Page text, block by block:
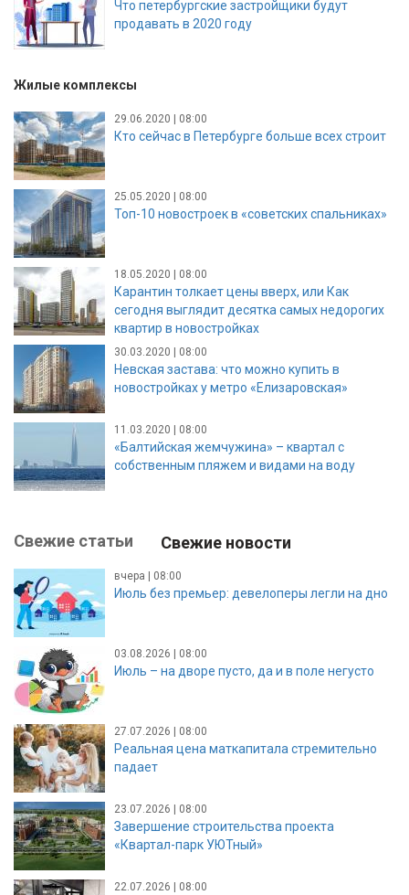
Что петербургские застройщики будут
продавать в 2020 году
Жилые комплексы
29.06.2020 | 08:00
Кто сейчас в Петербурге больше всех строит
25.05.2020 | 08:00
Топ-10 новостроек в «советских спальниках»
18.05.2020 | 08:00
Карантин толкает цены вверх, или Как
сегодня выглядит десятка самых недорогих
квартир в новостройках
30.03.2020 | 08:00
Невская застава: что можно купить в
новостройках у метро «Елизаровская»
11.03.2020 | 08:00
«Балтийская жемчужина» – квартал с
собственным пляжем и видами на воду
Свежие статьи Свежие новости
вчера | 08:00
Июль без премьер: девелоперы легли на дно
03.08.2026 | 08:00
Июль – на дворе пусто, да и в поле негусто
27.07.2026 | 08:00
Реальная цена маткапитала стремительно
падает
23.07.2026 | 08:00
Завершение строительства проекта
«Квартал-парк УЮТный»
22.07.2026 | 08:00